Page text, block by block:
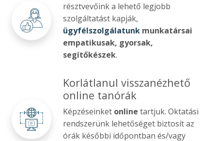
résztvevőink a lehető legjobb
szolgáltatást kapják,
ügyfélszolgálatunk munkatársai
empatikusak, gyorsak,
segítőkészek.
Korlátlanul visszanézhető
online tanórák
Képzéseinket online tartjuk. Oktatási
rendszerünk lehetőséget biztosít az
órák későbbi időpontban és/vagy